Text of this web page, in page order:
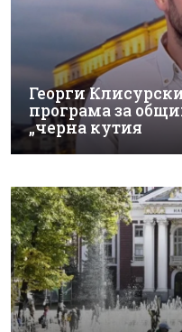
Георги
програма за
„черна кутия